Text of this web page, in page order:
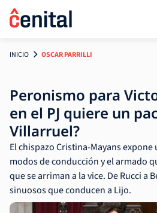
INICIO OSCAR PARRILLI
Peronismo para
en el PJ quiere un
Villarruel?
El chispazo Cristina-Mayans
modos de conducción y el armado
que se arriman a la vice. De Rucci a
sinuosos que conducen a Lijo.